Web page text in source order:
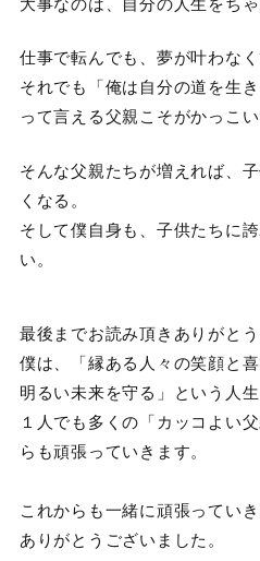
仕事で転んでも、夢が叶わな
それでも「俺は自分の道を生
って言える父親こそがかっこ
そんな父親たちが増えれば、
くなる。
そして僕自身も、子供たちに
い。
最後までお読み頂きありがとう
僕は、「縁ある人々の笑顔と
明るい未来を守る」という人
１人でも多くの「カッコよい
らも頑張っていきます。
これからも一緒に頑張っていき
ありがとうございました。